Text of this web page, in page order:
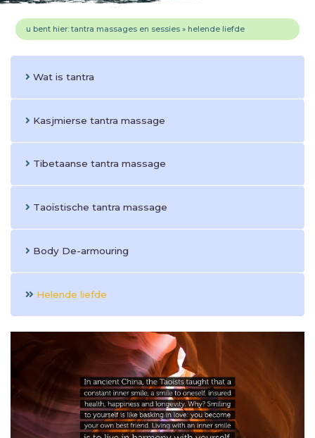
u bent hier:tantra massages en sessies » helende liefde
Wat is tantra
Kasjmierse tantra massage
Tibetaanse tantra massage
Taoïstische tantra massage
Body De-armouring
Helende liefde